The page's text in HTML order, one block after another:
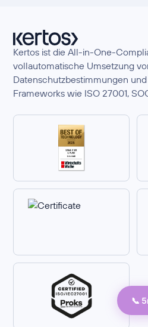
Kertos ist die All-in-One-
vollautomatische Umsetzung
Datenschutzbestimmungen
Frameworks wie ISO 27001,
📞